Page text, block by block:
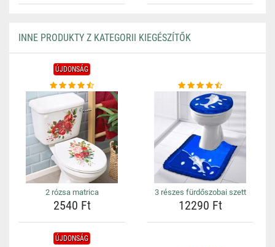
INNE PRODUKTY Z KATEGORII KIEGÉSZÍTŐK
ÚJDONSÁG
2 rózsa matrica
2540 Ft
3 részes fürdőszobai szett
12290 Ft
ÚJDONSÁG